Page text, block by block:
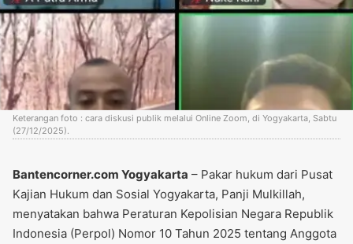
Keterangan foto : cara diskusi publik melalui Online Zoom, di Yogyakarta, Sabtu
(27/12/2025).
Bantencorner.com Yogyakarta – Pakar hukum dari Pusat
Kajian Hukum dan Sosial Yogyakarta, Panji Mulkillah,
menyatakan bahwa Peraturan Kepolisian Negara Republik
Indonesia (Perpol) Nomor 10 Tahun 2025 tentang Anggota